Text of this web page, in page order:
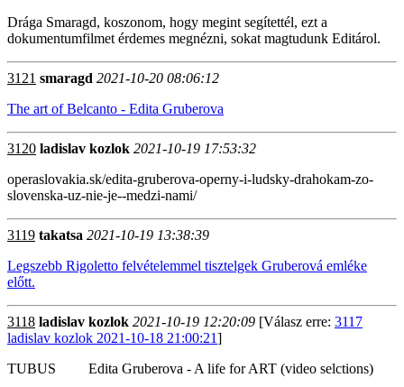
Drága Smaragd, koszonom, hogy megint segítettél, ezt a
dokumentumfilmet érdemes megnézni, sokat magtudunk Editárol.
3121 smaragd 2021-10-20 08:06:12
The art of Belcanto - Edita Gruberova
3120 ladislav kozlok 2021-10-19 17:53:32
operaslovakia.sk/edita-gruberova-operny-i-ludsky-drahokam-zo-
slovenska-uz-nie-je--medzi-nami/
3119 takatsa 2021-10-19 13:38:39
Legszebb Rigoletto felvételemmel tisztelgek Gruberová emléke
előtt.
3118 ladislav kozlok 2021-10-19 12:20:09 [Válasz erre: 3117
ladislav kozlok 2021-10-18 21:00:21]
TUBUS Edita Gruberova - A life for ART (video selctions)